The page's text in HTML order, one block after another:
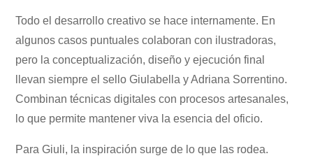
Todo el desarrollo creativo se hace internamente. En
algunos casos puntuales colaboran con ilustradoras,
pero la conceptualización, diseño y ejecución final
llevan siempre el sello Giulabella y Adriana Sorrentino.
Combinan técnicas digitales con procesos artesanales,
lo que permite mantener viva la esencia del oficio.
Para Giuli, la inspiración surge de lo que las rodea.